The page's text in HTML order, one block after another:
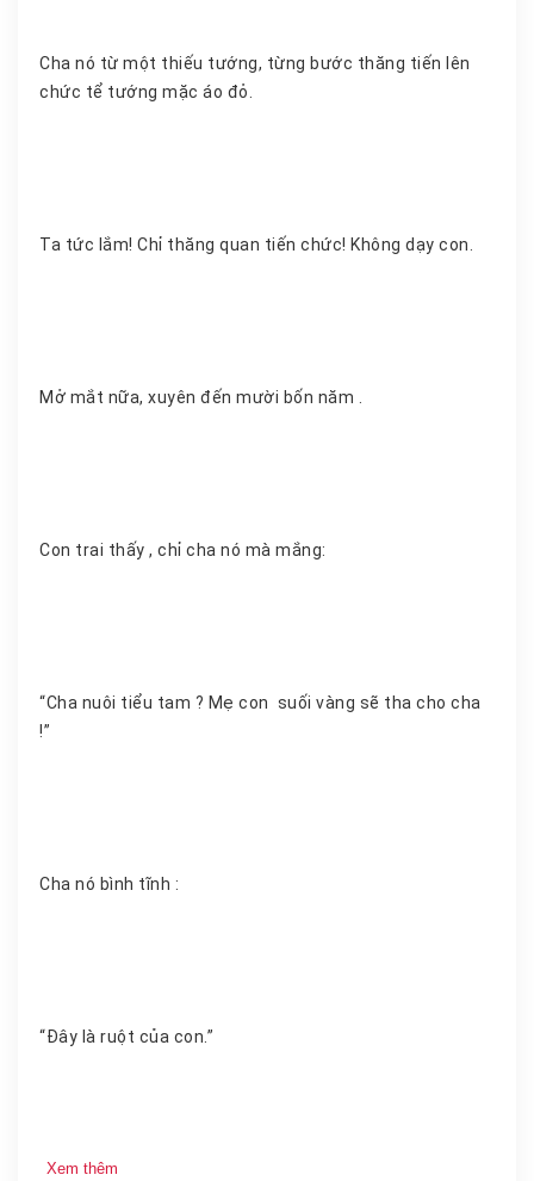
Cha nó từ một thiếu tướng, từng bước thăng tiến lên
chức tể tướng mặc áo đỏ.
Ta tức lắm! Chỉ thăng quan tiến chức! Không dạy con.
Mở mắt nữa, xuyên đến mười bốn năm .
Con trai thấy , chỉ cha nó mà mắng:
“Cha nuôi tiểu tam ? Mẹ con suối vàng sẽ tha cho cha
!”
Cha nó bình tĩnh :
“Đây là ruột của con.”
Xem thêm